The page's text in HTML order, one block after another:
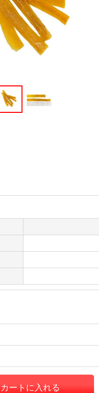
カートに入れる